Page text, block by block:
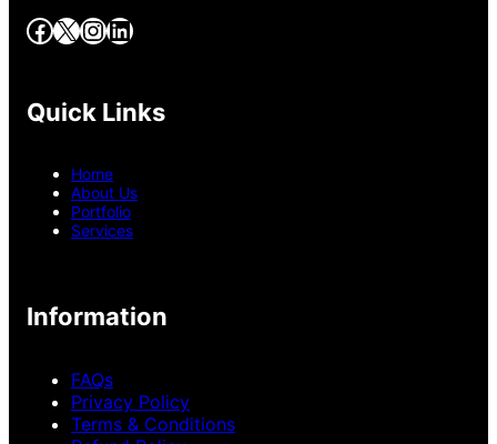
Facebook X InstagramLinkedIn
Quick Links
Home
About Us
Portfolio
Services
Information
FAQs
Privacy Policy
Terms & Conditions